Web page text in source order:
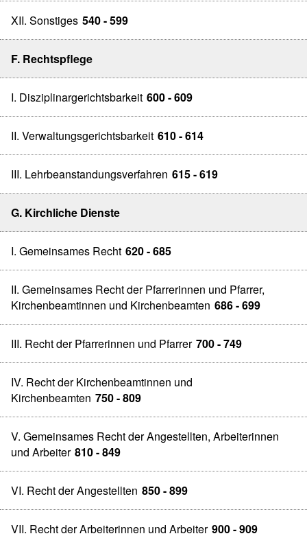
XII. Sonstiges 540 - 599
F. Rechtspflege
I. Disziplinargerichtsbarkeit 600 - 609
II. Verwaltungsgerichtsbarkeit 610 - 614
III. Lehrbeanstandungsverfahren 615 - 619
G. Kirchliche Dienste
I. Gemeinsames Recht 620 - 685
II. Gemeinsames Recht der Pfarrerinnen und Pfarrer,
Kirchenbeamtinnen und Kirchenbeamten 686 - 699
III. Recht der Pfarrerinnen und Pfarrer 700 - 749
IV. Recht der Kirchenbeamtinnen und
Kirchenbeamten 750 - 809
V. Gemeinsames Recht der Angestellten, Arbeiterinnen
und Arbeiter 810 - 849
VI. Recht der Angestellten 850 - 899
VII. Recht der Arbeiterinnen und Arbeiter 900 - 909